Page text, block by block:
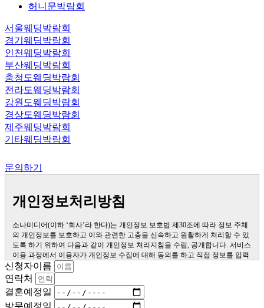
허니문박람회
서울웨딩박람회
경기웨딩박람회
인천웨딩박람회
부산웨딩박람회
충청도웨딩박람회
전라도웨딩박람회
강원도웨딩박람회
경상도웨딩박람회
제주웨딩박람회
기타웨딩박람회
문의하기
개인정보처리방침
소나미디어(이하 ‘회사’라 한다)는 개인정보 보호법 제30조에 따라 정보 주체
의 개인정보를 보호하고 이와 관련한 고충을 신속하고 원활하게 처리할 수 있
도록 하기 위하여 다음과 같이 개인정보 처리지침을 수립, 공개합니다. 서비스
이용 과정에서 이용자가 개인정보 수집에 대해 동의를 하고 직접 정보를 입력
하는 경우, 해당 개인정보를 수집합니다. 더퍼스트웨딩을 통한 상담 과정에서
웹페이지, 메일, 팩스, 전화 등을 통해 이용자의 개인정보가 수집될 수 있습니
다. 오프라인에서 진행되는 이벤트 등에서 서면을 통해 개인정보가 수집될 수
있습니다.
제1조 (개인정보의 처리목적) 회사는 다음의 목적을 위하여 개인정보를 처리
신청자이름
연락처
결혼예정일
방문예정일